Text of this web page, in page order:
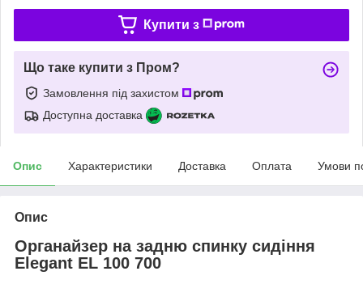
Купити з
Що таке купити з Пром?
Замовлення під захистом
Доступна доставка
Опис Характеристики Доставка Оплата Умови
Опис
Органайзер на задню спинку сидіння
Elegant EL 100 700